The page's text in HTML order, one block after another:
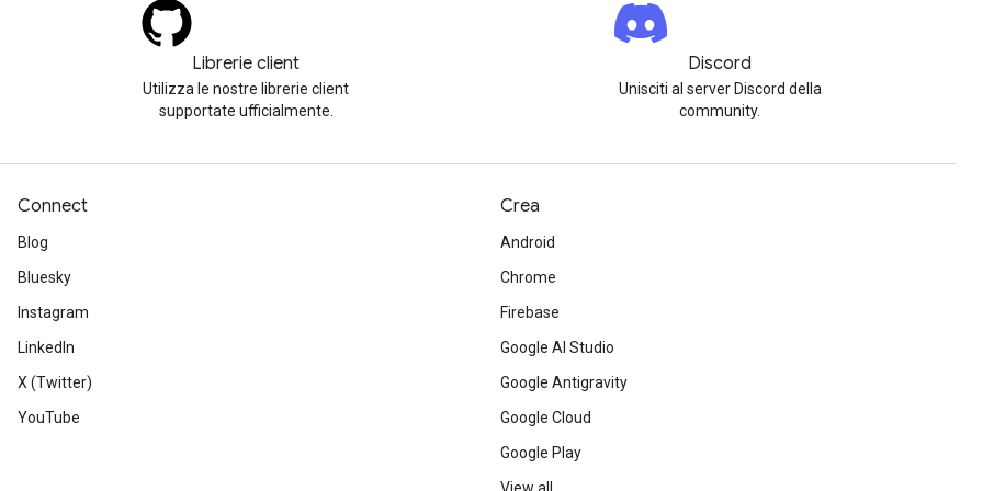
Librerie client
Utilizza le nostre librerie client
supportate ufficialmente.
Discord
Unisciti al server Discord della
community.
Connect
Blog
Bluesky
Instagram
LinkedIn
X (Twitter)
YouTube
Crea
Android
Chrome
Firebase
Google AI Studio
Google Antigravity
Google Cloud
Google Play